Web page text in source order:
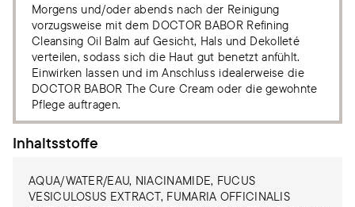
Morgens und/oder abends nach der Reinigung
vorzugsweise mit dem DOCTOR BABOR Refining
Cleansing Oil Balm auf Gesicht, Hals und Dekolleté
verteilen, sodass sich die Haut gut benetzt anfühlt.
Einwirken lassen und im Anschluss idealerweise die
DOCTOR BABOR The Cure Cream oder die gewohnte
Pflege auftragen.
Inhaltsstoffe
AQUA/WATER/EAU, NIACINAMIDE, FUCUS
VESICULOSUS EXTRACT, FUMARIA OFFICINALIS